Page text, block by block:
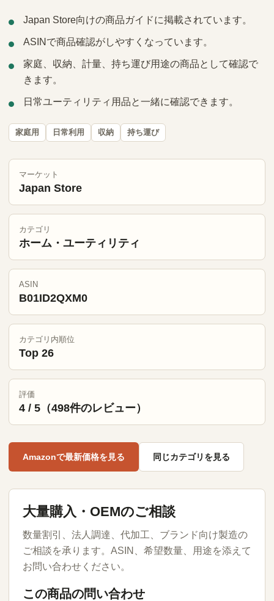
Japan Store向けの商品ガイドに掲載されています。
ASINで商品確認がしやすくなっています。
家庭、収納、計量、持ち運び用途の商品として確認で
きます。
日常ユーティリティ用品と一緒に確認できます。
家庭用 日常利用 収納 持ち運び
マーケット
Japan Store
カテゴリ
ホーム・ユーティリティ
ASIN
B01ID2QXM0
カテゴリ内順位
Top 26
評価
4 / 5（498件のレビュー）
Amazonで最新価格を見る 同じカテゴリを見る
大量購入・OEMのご相談
数量割引、法人調達、代加工、ブランド向け製造の
ご相談を承ります。ASIN、希望数量、用途を添えて
お問い合わせください。
この商品の問い合わせ